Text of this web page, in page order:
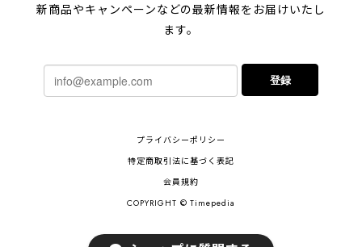
新商品やキャンペーンなどの最新情報をお届けいたし
ます。
登録
プライバシーポリシー
特定商取引法に基づく表記
会員規約
COPYRIGHT © Timepedia